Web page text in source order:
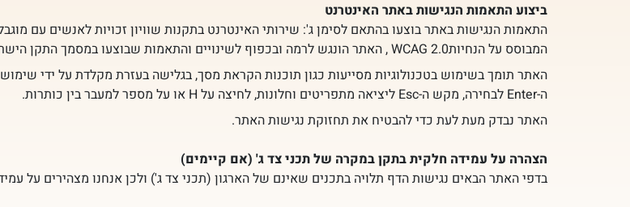
ביצוע התאמות הנגישות באתר האינטרנט
המבוסס על הנחיותWCAG 2.0 , האתר הונגש לרמה ובכפוף לשינויים והתאמות שבוצעו במסמך התקן הישראלי.
ה-Enter לבחירה, מקש ה-Esc ליציאה מתפריטים וחלונות, לחיצה על H או על מספר למעבר בין כותרות.
האתר נבדק מעת לעת כדי להבטיח את תחזוקת נגישות האתר.
הצהרה על עמידה חלקית בתקן במקרה של תכני צד ג' (אם קיימים)
בדפי האתר הבאים נגישות הדף תלויה בתכנים שאינם של הארגון (תכני צד ג') ולכן אנחנו מצהירים על